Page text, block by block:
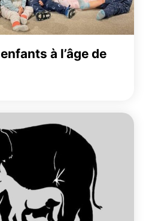
à l’âge de